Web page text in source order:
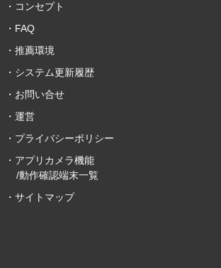
コンセプト
FAQ
推薦環境
システム更新履歴
お問い合せ
運営
プライバシーポリシー
アプリカメラ機能
/動作確認端末一覧
サイトマップ